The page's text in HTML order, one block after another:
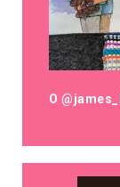
O